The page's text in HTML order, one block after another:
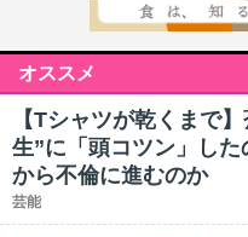
オススメ
【Tシャツが乾くまで
生”に「頭コツン」し
から不倫に進むのか
芸能